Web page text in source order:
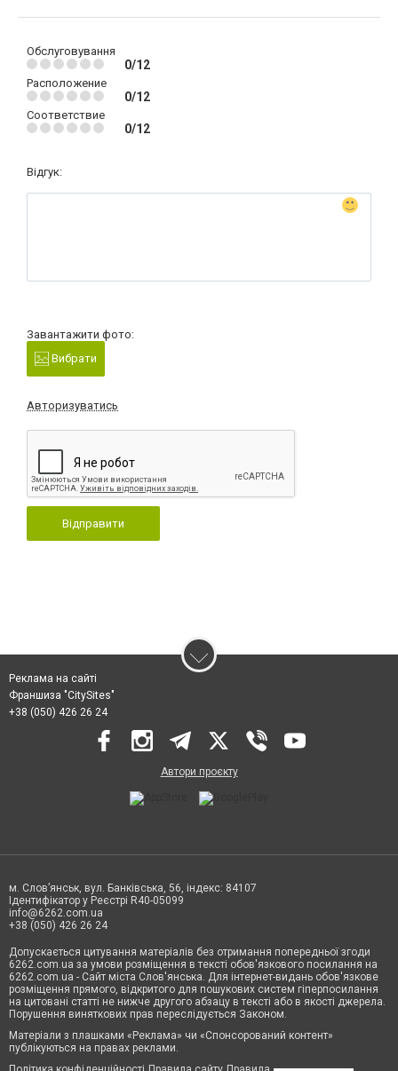
Обслуговування
0/12
Расположение
0/12
Соответствие
0/12
Відгук:
Завантажити фото:
Вибрати
Авторизуватись
Відправити
Реклама на сайті
Франшиза "CitySites"
+38 (050) 426 26 24
Автори проєкту
м. Слов’янськ, вул. Банківська, 56, індекс: 84107
Ідентифікатор у Реєстрі R40-05099
info@6262.com.ua
+38 (050) 426 26 24
Допускається цитування матеріалів без отримання попередньої згоди
6262.com.ua за умови розміщення в тексті обов'язкового посилання на
6262.com.ua - Сайт міста Слов'янська. Для інтернет-видань обов'язкове
розміщення прямого, відкритого для пошукових систем гіперпосилання
на цитовані статті не нижче другого абзацу в тексті або в якості джерела.
Порушення виняткових прав переслідується Законом.
Матеріали з плашками «Реклама» чи «Спонсорований контент»
публікуються на правах реклами.